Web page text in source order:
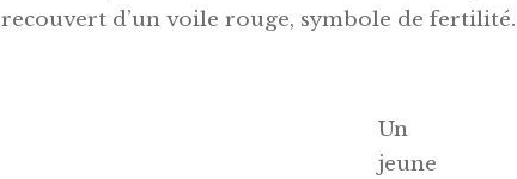
recouvert d’un voile rouge, symbole de fertilité.
Un
jeune